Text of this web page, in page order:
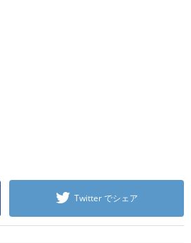
Twitter でシェア